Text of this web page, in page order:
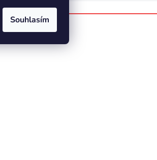
Souhlasím